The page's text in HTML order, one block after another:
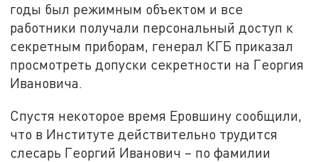
годы был режимным объектом и все
работники получали персональный доступ к
секретным приборам, генерал КГБ приказал
просмотреть допуски секретности на Георгия
Ивановича.
Спустя некоторое время Еровшину сообщили,
что в Институте действительно трудится
слесарь Георгий Иванович – по фамилии